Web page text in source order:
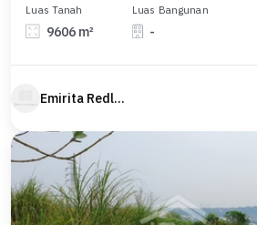
Luas Tanah
9606 m²
Luas Bangunan
-
Emirita Redland